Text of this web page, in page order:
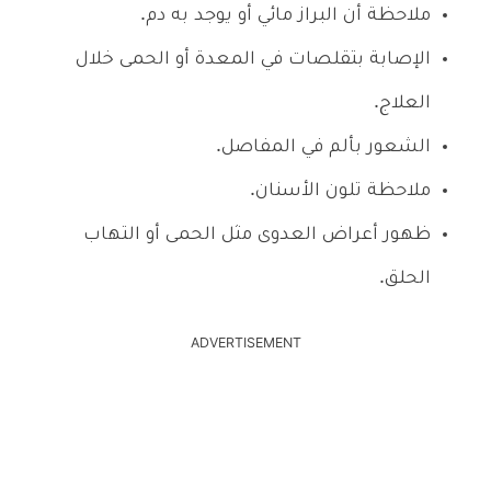
ملاحظة أن البراز مائي أو يوجد به دم.
الإصابة بتقلصات في المعدة أو الحمى خلال
العلاج.
الشعور بألم في المفاصل.
ملاحظة تلون الأسنان.
ظهور أعراض العدوى مثل الحمى أو التهاب
الحلق.
ADVERTISEMENT